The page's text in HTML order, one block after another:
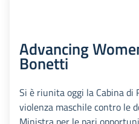
Advancing
Bonetti
Si è riunita oggi la Cabina di
violenza maschile contro le